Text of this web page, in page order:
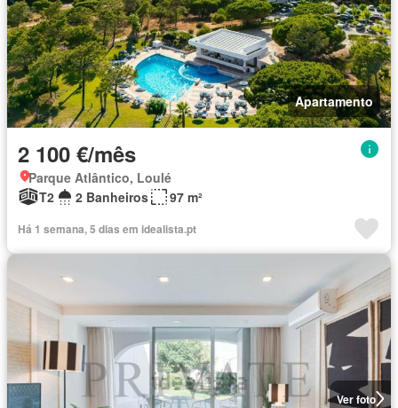
Apartamento
2 100 €/mês
Parque Atlântico, Loulé
T2
2 Banheiros 97 m²
Há 1 semana, 5 dias em idealista.pt
Ver foto